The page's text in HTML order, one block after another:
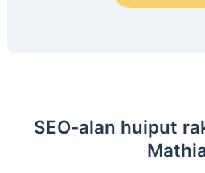
SEO-alan huiput